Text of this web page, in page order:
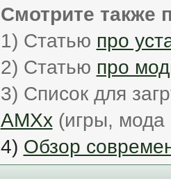
Смотрите также
1) Статью про
2) Статью про
3) Список для
AMXx(игры, мода
4) Обзор